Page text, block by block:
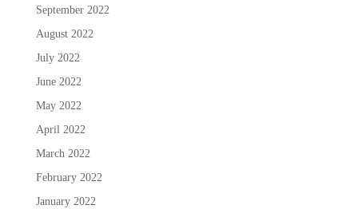
September 2022
August 2022
July 2022
June 2022
May 2022
April 2022
March 2022
February 2022
January 2022